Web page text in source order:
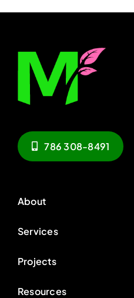
786 308-8491
About
Services
Projects
Resources